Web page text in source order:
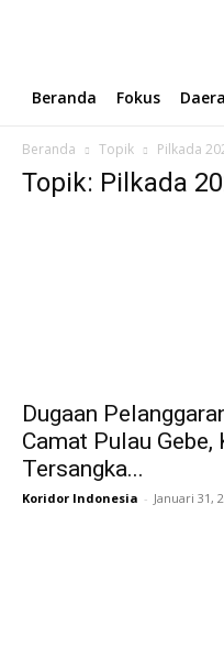
Beranda Fokus
Beranda Topik Pilkada
Topik: Pilkada
Dugaan
Camat Pulau Gebe,
Tersangka...
Koridor Indonesia - Januari 31,